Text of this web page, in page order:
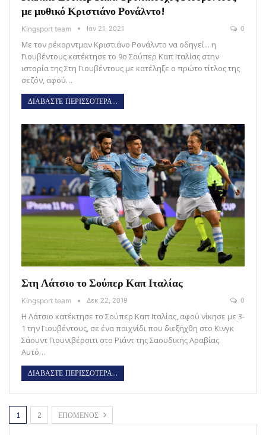
με μυθικό Κριστιάνο Ρονάλντο!
Kingsport team Ιαν 21, 2021 0
Με τον ρέκορντμαν Κριστιάνο Ρονάλντο να οδηγεί... η
Γιουβέντους κατέκτησε το 9ο Σούπερ Καπ Ιταλίας στην
ιστορία της Στη Γιουβέντους με κατέληξε ο πρώτο τίτλος της
σεζόν, αφού…
ΔΙΑΒΑΣΤΕ ΠΕΡΙΣΣΟΤΕΡΑ...
Στη Λάτσιο το Σούπερ Καπ Ιταλίας
Kingsport team Δεκ 22, 2019 0
Η Λάτσιο κατέκτησε το Σούπερ Καπ Ιταλίας, αφού νίκησε με 3-
1 την Γιουβέντους, σε ένα παιχνίδι που διεξήχθη στο Κινγκ
Σάουντ Γιουνιβέρσιτι στο Ριάντ της Σαουδικής Αραβίας.
Αυτό…
ΔΙΑΒΑΣΤΕ ΠΕΡΙΣΣΟΤΕΡΑ...
1 2 ΕΠΟΜΕΝΟΣ